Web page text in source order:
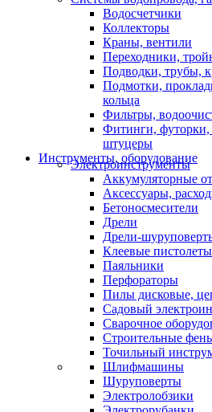
Водосчетчики
Коллекторы
Краны, вентили
Переходники,
Подводки, трубы,
Подмотки,
кольца
Фильтры,
Фитинги,
штуцеры
Инструменты, оборудование
Электроинструменты
Аккумуляторные
Аксессуары,
Бетоносмесители
Дрели
Дрели-
Клеевые пистолеты
Паяльники
Перфораторы
Пилы дисковые,
Садовый
Сварочное
Строительные
Точильный
Шлифмашины
Шуруповерты
Электролобзики